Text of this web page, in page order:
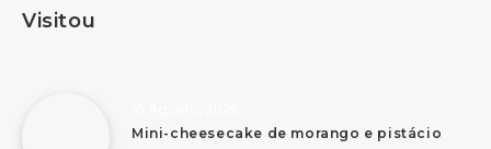
Visitou
Mini-cheesecake de morango e pistácio